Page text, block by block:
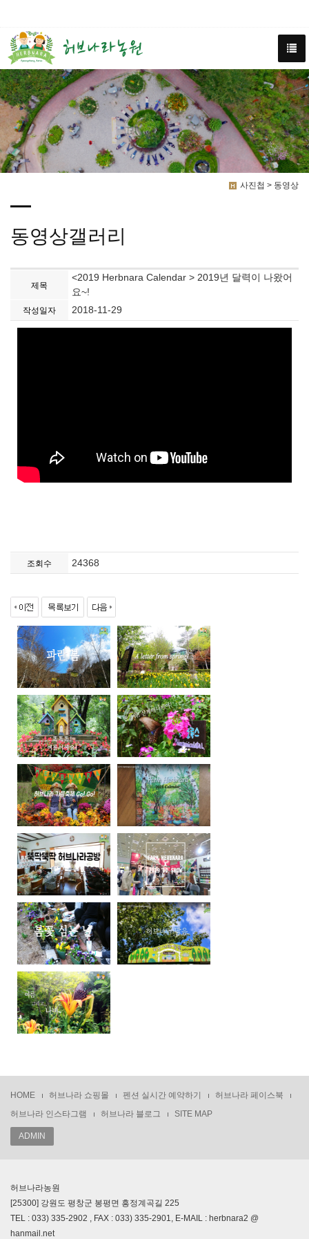
사진첩 > 동영상
동영상갤러리
제목
<2019 Herbnara Calendar > 2019년 달력이 나왔어
요~!
작성일자 2018-11-29
조회수 24368
HOME 허브나라 쇼핑몰 펜션 실시간 예약하기
허브나라 페이스북
허브나라 인스타그램
허브나라 블로그 SITE MAP
ADMIN
허브나라농원
[25300] 강원도 평창군 봉평면 흥정계곡길 225
TEL : 033) 335-2902 , FAX : 033) 335-2901, E-MAIL : herbnara2 @
hanmail.net